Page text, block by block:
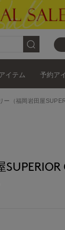
イテム 予約ア
（福岡岩田屋